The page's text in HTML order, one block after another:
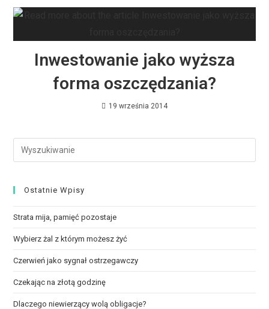
Inwestowanie jako wyższa
forma oszczędzania?
19 września 2014
Ostatnie Wpisy
Strata mija, pamięć pozostaje
Wybierz żal z którym możesz żyć
Czerwień jako sygnał ostrzegawczy
Czekając na złotą godzinę
Dlaczego niewierzący wolą obligacje?